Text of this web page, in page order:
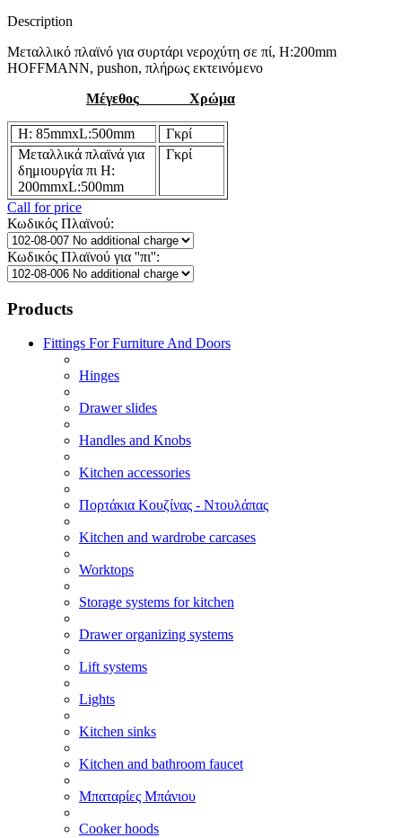
Description
Μεταλλικό πλαϊνό για συρτάρι νεροχύτη σε πί, H:200mm
HOFFMANN, pushon, πλήρως εκτεινόμενο
Μέγεθος Χρώμα
H: 85mmxL:500mm
Γκρί
Μεταλλικά πλαϊνά για
δημιουργία πι H:
200mmxL:500mm
Γκρί
Call for price
Κωδικός Πλαϊνού:
Κωδικός Πλαϊνού για ''πι'':
Products
Fittings For Furniture And Doors
Hinges
Drawer slides
Handles and Knobs
Kitchen accessories
Πορτάκια Κουζίνας - Ντουλάπας
Kitchen and wardrobe carcases
Worktops
Storage systems for kitchen
Drawer organizing systems
Lift systems
Lights
Kitchen sinks
Kitchen and bathroom faucet
Μπαταρίες Μπάνιου
Cooker hoods